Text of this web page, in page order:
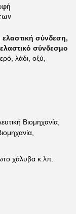
ελαστική σύνδεση,
σύνδεσμο
λάδι, οξύ,
Βιομηχανία,
χάλυβα κ.λπ.